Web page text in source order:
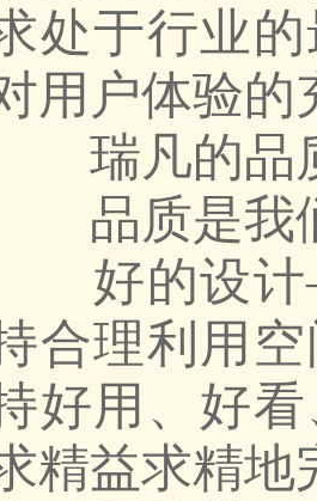
处于行业
用户体验的
瑞凡的品
品质是我们
好的设计
合理利用
好用、好
精益求精地